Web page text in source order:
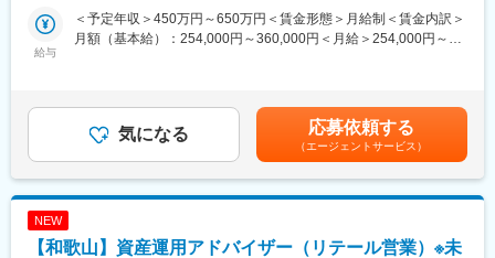
＜個人向け＞ ※個人営業が6割～7割程度です。
三菱電機グループの従業員とその家族等への・キャンペーンのご
アンケートキャンペーン/8～10月：三菱電機グループ保険一斉募
＜法人向け＞
給与
＜予定年収＞450万円～650万円＜賃金形態＞月給制＜賃金内訳＞
月額（基本給）：254,000円～360,000円＜月給＞254,000円～
ます。賃金はあくまでも目安の金額であり、選考を通じて上下す
る可能性があります。月給(月額)は固定手当を含めた表記です。
気になる 応募依頼する
（エージェントサービス）
NEW
【和歌山】資産運用アドバイザー（リテール営業）※未